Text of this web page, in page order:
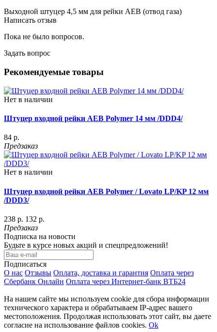
Выходной штуцер 4,5 мм для рейки АЕВ (отвод газа)
Написать отзыв
Пока не было вопросов.
Задать вопрос
Рекомендуемые товары
Нет в наличии
Штуцер входной рейки AEB Polymer 14 мм /DDD4/
84 р.
Предзаказ
Нет в наличии
Штуцер входной рейки AEB Polymer / Lovato LP/KP 12 мм
/DDD3/
238 р. 132 р.
Предзаказ
Подписка на новости
Будьте в курсе новых акций и спецпредложений!
Подписаться
О нас Отзывы Оплата, доставка и гарантия Оплата через
Сбербанк Онлайн Оплата через Интернет-банк ВТБ24
На нашем сайте мы используем cookie для сбора информации
технического характера и обрабатываем IP-адрес вашего
местоположения. Продолжая использовать этот сайт, вы даете
согласие на использование файлов cookies. Ok